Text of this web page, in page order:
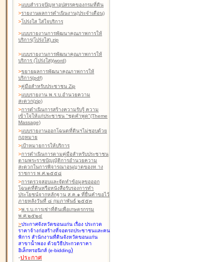
>แบบสำรวจปัญหาอุปสรรคของกรมที่ดิน
>รายงานผลการดำเนินงาน(ประจำเดือน)
>โปร่งใส ใส่ใจบริการ
>แบบรายงานการพัฒนาคุณภาพการให้
บริการ(โปร่งใส).zip
>แบบรายงานการพัฒนาคุณภาพการให้
บริการ (โปร่งใส)(word)
>ขยายผลการพัฒนาคุณภาพการให้
บริการ(pdf)
>คู่มือสำหรับประชาชน Zip
>แบบรายงาน พ.ร.บ.อำนวยความ
สะดวก(zip)
>การดำเนินการสร้างความรับรู้ ความ
เข้าใจให้แก่ประชาชน "ชุดคำพูด"(Theme
Massage)
>แบบรายงานออกโฉนดที่ดินฯไม่ชอบด้วย
กฎหมาย
>เป้าหมายการให้บริการ
>การดำเนินการตามคู่มือสำหรับประชาชน
ตามพระราชบัญญัติการอำนวยความ
สะดวกในการพิจารณาอนุญาตของท าง
ราชการ พ.ศ.๒๕๕๘
>การตรวจสอบและจัดทำข้อมูลขอออก
โฉนดที่ดินหรือหนังสือรับรองการทำ
ประโยชน์จากหลักฐาน ส.ค.๑ ที่ยื่นคำขอไว้
ภายหลังวันที่ ๘ กุมภาพันธ์ ๒๕๕๓
>พ.ร.บ.การเช่าที่ดินเพื่อเกษตรกรรม
พ.ศ.๒๕๒๔
>ประกาศจังหวัดขอนแก่น เรื่อง ประกวด
ราคาจ้างก่อสร้างที่จอดรถประชาชนและคน
พิการ สำนักงานที่ดินจังหวัดขอนแก่น
สาขาน้ำพอง ด้วยวิธีประกวดราคา
อิเล็กทรอนิกส์ (e-bidding)
-ประกาศ